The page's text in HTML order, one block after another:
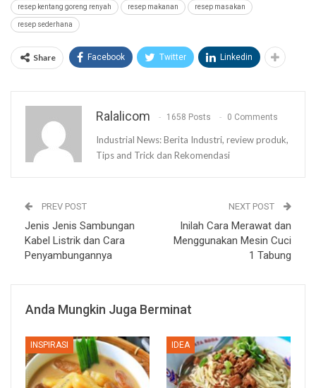
resep kentang goreng renyah resep makanan resep masakan
resep sederhana
Share Facebook Twitter Linkedin
Ralalicom 1658 Posts 0 Comments
Industrial News: Berita Industri, review produk,
Tips and Trick dan Rekomendasi
PREV POST
Jenis Jenis Sambungan
Kabel Listrik dan Cara
Penyambungannya
NEXT POST
Inilah Cara Merawat dan
Menggunakan Mesin Cuci
1 Tabung
Anda Mungkin Juga Berminat
INSPIRASI IDEA